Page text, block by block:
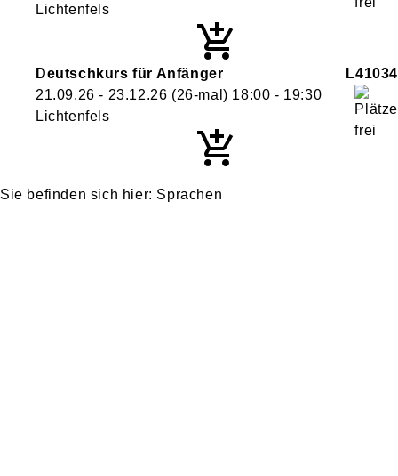
Lichtenfels
Deutschkurs für Anfänger
L41034
21.09.26 - 23.12.26 (26-mal) 18:00 - 19:30
Lichtenfels
Sprachen